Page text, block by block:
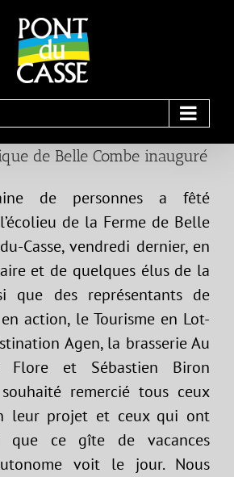
de Belle Combe inauguré
de personnes a fêté
de la Ferme de Belle
Casse, vendredi dernier, en
et de quelques élus de la
que des représentants de
en action, le Tourisme en Lot-
Agen, la brasserie Au
Flore et Sébastien Biron
remercié tous ceux
leur projet et ceux qui ont
que ce gîte de vacances
voit le jour. Nous